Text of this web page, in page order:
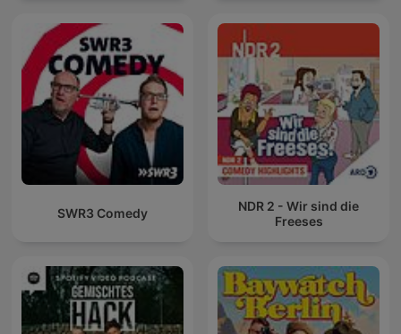
SWR3 Comedy
NDR 2 - Wir sind die
Freeses